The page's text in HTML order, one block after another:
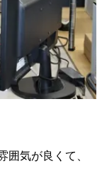
囲気が良くて、